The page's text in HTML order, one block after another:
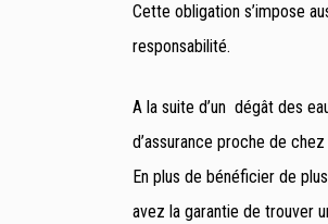
Cette obligation s’impose
responsabilité.
A la suite d’un dégât des
d’assurance proche de
En plus de bénéficier de
avez la garantie de trouver